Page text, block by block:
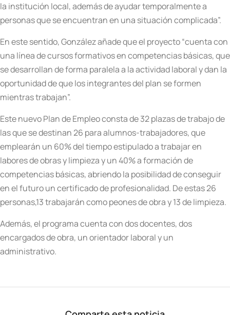
la institución local, además de ayudar temporalmente a
personas que se encuentran en una situación complicada”.
En este sentido, González añade que el proyecto “cuenta con
una línea de cursos formativos en competencias básicas, que
se desarrollan de forma paralela a la actividad laboral y dan la
oportunidad de que los integrantes del plan se formen
mientras trabajan”.
Este nuevo Plan de Empleo consta de 32 plazas de trabajo de
las que se destinan 26 para alumnos-trabajadores, que
emplearán un 60% del tiempo estipulado a trabajar en
labores de obras y limpieza y un 40% a formación de
competencias básicas, abriendo la posibilidad de conseguir
en el futuro un certificado de profesionalidad. De estas 26
personas,13 trabajarán como peones de obra y 13 de limpieza.
Además, el programa cuenta con dos docentes, dos
encargados de obra, un orientador laboral y un
administrativo.